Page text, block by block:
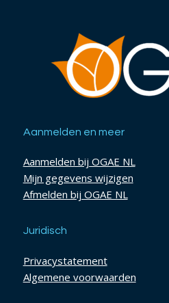
Aanmelden en meer
Aanmelden bij OGAE NL
Mijn gegevens wijzigen
Afmelden bij OGAE NL
Juridisch
Privacystatement
Algemene voorwaarden